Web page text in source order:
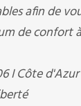
afin de
de confort
I Côte